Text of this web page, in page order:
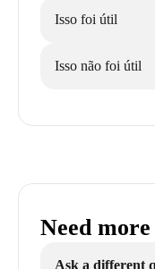
Isso foi útil
Isso não foi útil
Need
Ask a different